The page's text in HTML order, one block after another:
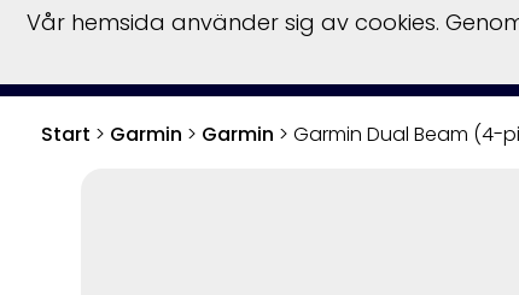
Start > Garmin > Garmin > Garmin Dual Beam (4-
Vår hemsida använder sig av cookies.